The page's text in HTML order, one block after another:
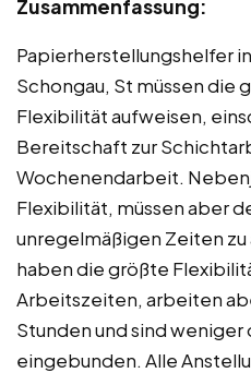
Zusammenfassung:
Papierherstellungshelfer
Schongau, St müssen die
Flexibilität aufweisen,
Bereitschaft zur
Wochenendarbeit.
Flexibilität, müssen aber
unregelmäßigen Zeiten
haben die größte
Arbeitszeiten, arbeiten
Stunden und sind
eingebunden. Alle